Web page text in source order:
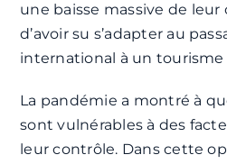
une baisse massive de leur
d’avoir su s’adapter au
international à un tourisme
La pandémie a montré à
sont vulnérables à des
leur contrôle. Dans cette